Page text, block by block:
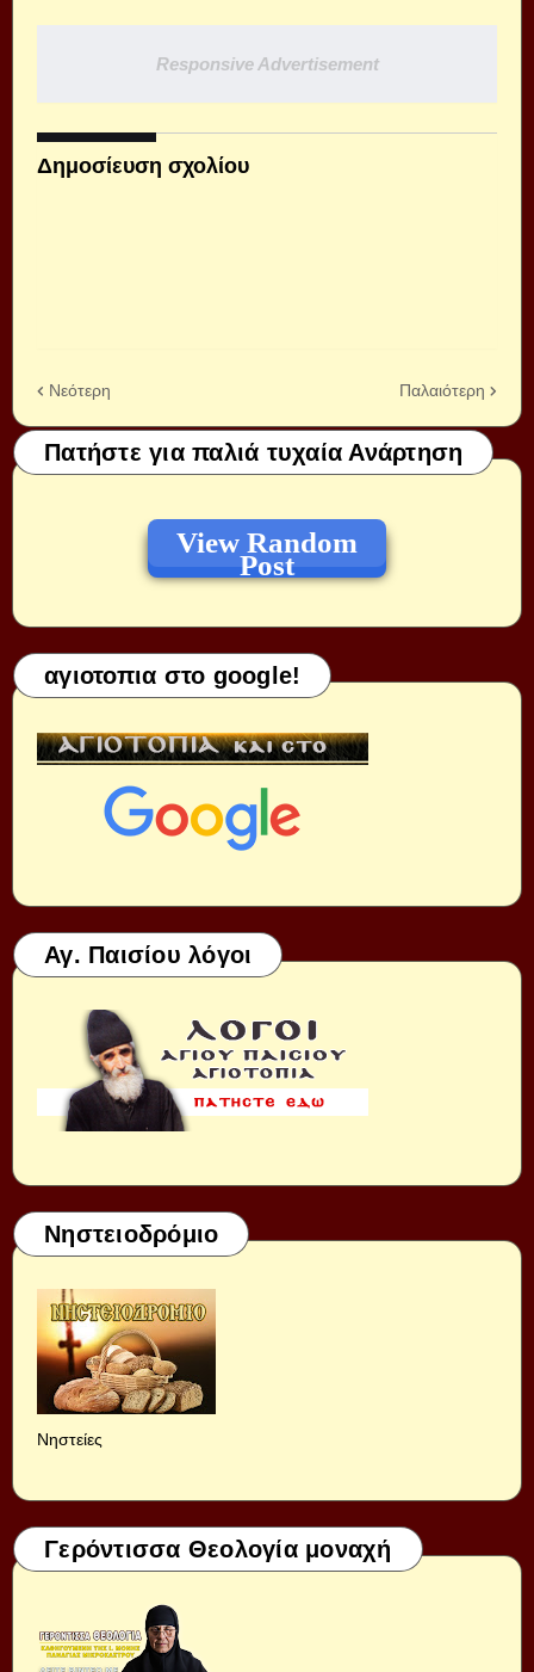
Responsive Advertisement
Δημοσίευση σχολίου
Νεότερη Παλαιότερη
Πατήστε για παλιά τυχαία Ανάρτηση
View Random
Post
αγιοτοπια στο google!
Αγ. Παισίου λόγοι
Νηστειοδρόμιο
Νηστείες
Γερόντισσα Θεολογία μοναχή